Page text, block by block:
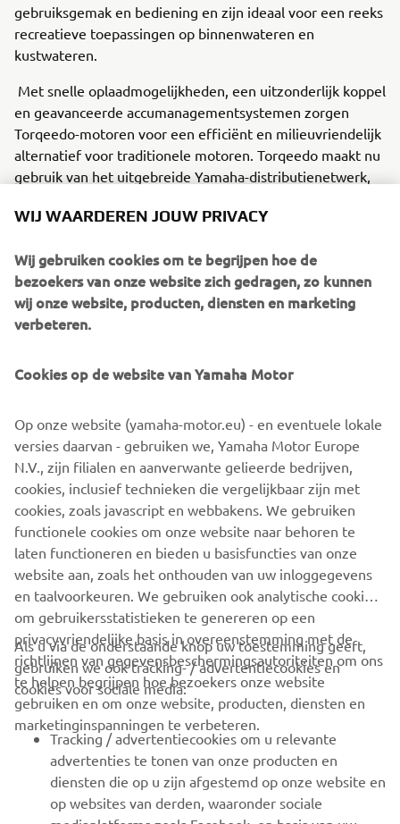
gebruiksgemak en bediening en zijn ideaal voor een reeks
recreatieve toepassingen op binnenwateren en
kustwateren.
Met snelle oplaadmogelijkheden, een uitzonderlijk koppel
en geavanceerde accumanagementsystemen zorgen
Torqeedo-motoren voor een efficiënt en milieuvriendelijk
alternatief voor traditionele motoren. Torqeedo maakt nu
gebruik van het uitgebreide Yamaha-distributienetwerk,
toegang te krijgen tot duurzame oplossingen voor varen.
Vind jouw dichtstbijzijnde Torqeedo-dealer viaonze
dealer locator.
Ga voor meer informatie over het volledige assortiment
Yamaha-buitenboordmotoren naar:
www.torqeedo.com/en
MEER INFORMATIE
CORPORATE
VOOR BEDRIJVEN
MEER YAMAHA
WIJ WAARDEREN JOUW PRIVACY
Wij gebruiken cookies om te begrijpen hoe de
bezoekers van onze website zich gedragen, zo kunnen
wij onze website, producten, diensten en marketing
verbeteren.
Cookies op de website van Yamaha Motor
Op onze website (yamaha-motor.eu) - en eventuele lokale
versies daarvan - gebruiken we, Yamaha Motor Europe
N.V., zijn filialen en aanverwante gelieerde bedrijven,
cookies, inclusief technieken die vergelijkbaar zijn met
cookies, zoals javascript en webbakens. We gebruiken
functionele cookies om onze website naar behoren te
laten functioneren en bieden u basisfuncties van onze
website aan, zoals het onthouden van uw inloggegevens
en taalvoorkeuren. We gebruiken ook analytische cookies
om gebruikersstatistieken te genereren op een
privacyvriendelijke basis in overeenstemming met de
richtlijnen van gegevensbeschermingsautoriteiten om ons
te helpen begrijpen hoe bezoekers onze website
gebruiken en om onze website, producten, diensten en
marketinginspanningen te verbeteren.
Als u via de onderstaande knop uw toestemming geeft,
gebruiken we ook tracking- / advertentiecookies en
cookies voor sociale media:
Tracking / advertentiecookies om u relevante
advertenties te tonen van onze producten en
diensten die op u zijn afgestemd op onze website en
op websites van derden, waaronder sociale